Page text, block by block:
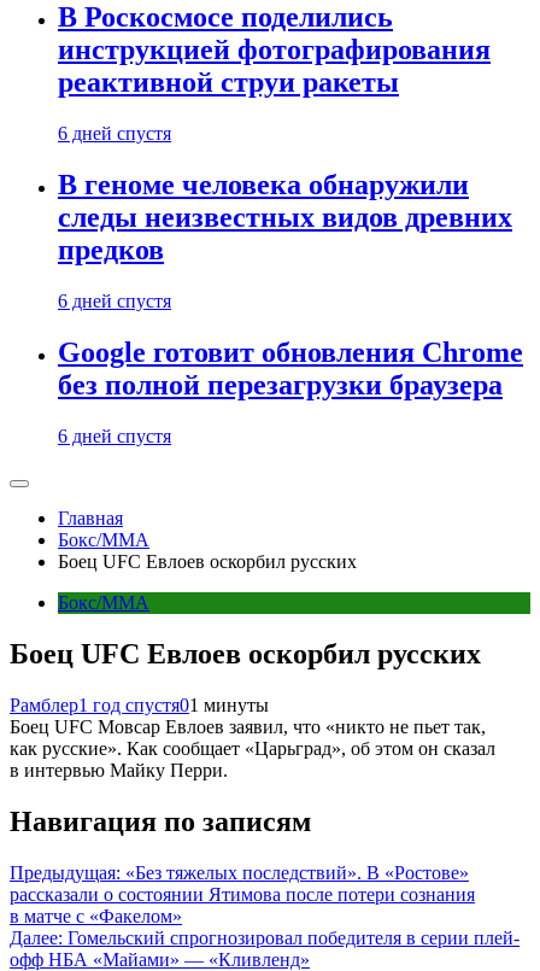
В Роскосмосе поделились
инструкцией фотографирования
реактивной струи ракеты
6 дней спустя
В геноме человека обнаружили
следы неизвестных видов древних
предков
6 дней спустя
Google готовит обновления Chrome
без полной перезагрузки браузера
6 дней спустя
Главная
Бокс/MMA
Боец UFC Евлоев оскорбил русских
Бокс/MMA
Боец UFC Евлоев оскорбил русских
Рамблер1 год спустя01 минуты
Боец UFC Мовсар Евлоев заявил, что «никто не пьет так,
как русские». Как сообщает «Царьград», об этом он сказал
в интервью Майку Перри.
Навигация по записям
Предыдущая: «Без тяжелых последствий». В «Ростове»
рассказали о состоянии Ятимова после потери сознания
в матче с «Факелом»
Далее: Гомельский спрогнозировал победителя в серии плей-
офф НБА «Майами» — «Кливленд»